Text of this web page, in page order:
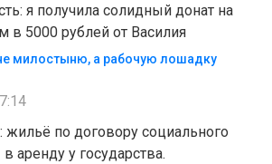
я получила солидный донат на
в 5000 рублей от Василия
милостыню, а рабочую лошадку
жильё по договору социального
аренду у государства.